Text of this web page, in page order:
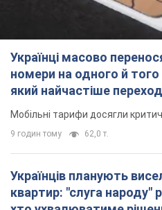
Українці масово
номери на одного й
який найчастіше
Мобільні тарифи досягли
9 годин тому 62,0 т.
Українців планують
квартир: "слуга народу"